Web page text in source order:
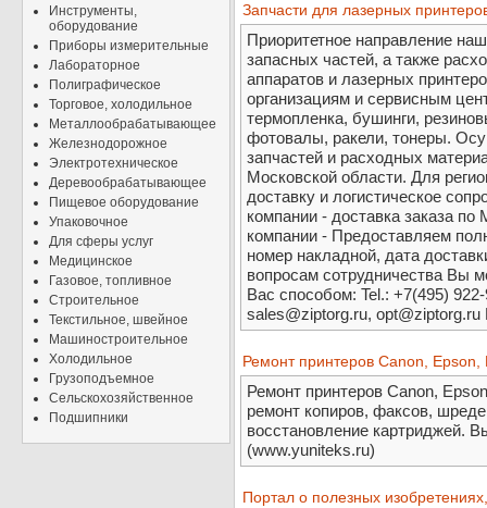
Инструменты,
оборудование
Приборы измерительные
Лабораторное
Полиграфическое
Торговое, холодильное
Металлообрабатывающее
Железнодорожное
Электротехническое
Деревообрабатывающее
Пищевое оборудование
Упаковочное
Для сферы услуг
Медицинское
Газовое, топливное
Строительное
Текстильное, швейное
Машиностроительное
Холодильное
Грузоподъемное
Сельскохозяйственное
Подшипники
Запчасти для лазерных
Приоритетное направление
запасных частей, а также
аппаратов и лазерных
организациям и сервисным
термопленка, бушинги,
фотовалы, ракели, тонеры.
запчастей и расходных
Московской области. Для
доставку и логистическое
компании - доставка заказа
компании - Предоставляем
номер накладной, дата
вопросам сотрудничества Вы
Вас способом: Tel.: +7(495)
sales@ziptorg.ru,
Ремонт принтеров Canon, Epson,
Ремонт принтеров Canon,
ремонт копиров, факсов,
восстановление картриджей.
(www.yuniteks.ru)
Портал о полезных